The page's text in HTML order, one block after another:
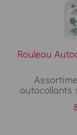
Rouleau
autocollants